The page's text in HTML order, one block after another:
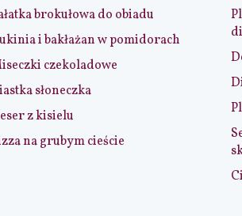
brokułowa do obiadu
i bakłażan w pomidorach
czekoladowe
słoneczka
z kisielu
na grubym cieście